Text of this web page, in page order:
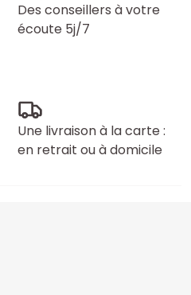
Des conseillers à votre
écoute 5j/7
Une livraison à la carte :
en retrait ou à domicile